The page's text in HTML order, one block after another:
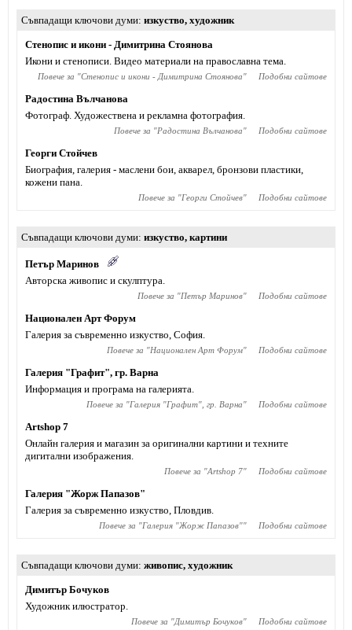
Съвпадащи ключови думи изкуство, художник
Стенопис и икони - Димитрина Стоянова
Икони и стенописи. Видео материали на православна тема.
Повече за "Стенопис и икони - Димитрина Стоянова" Подобни сайтове
Радостина Вълчанова
Фотограф. Художествена и рекламна фотография.
Повече за "Радостина Вълчанова" Подобни сайтове
Георги Стойчев
Биография, галерия - маслени бои, акварел, бронзови пластики,
кожени пана.
Повече за "Георги Стойчев" Подобни сайтове
Съвпадащи ключови думи изкуство, картини
Петър Маринов
Авторска живопис и скулптура.
Повече за "Петър Маринов" Подобни сайтове
Национален Арт Форум
Галерия за съвременно изкуство, София.
Повече за "Национален Арт Форум" Подобни сайтове
Галерия "Графит", гр. Варна
Информация и програма на галерията.
Повече за "Галерия "Графит", гр. Варна" Подобни сайтове
Artshop 7
Онлайн галерия и магазин за оригинални картини и техните
дигитални изображения.
Повече за "Artshop 7" Подобни сайтове
Галерия "Жорж Папазов"
Галерия за съвременно изкуство, Пловдив.
Повече за "Галерия "Жорж Папазов"" Подобни сайтове
Съвпадащи ключови думи живопис, художник
Димитър Бочуков
Художник илюстратор.
Повече за "Димитър Бочуков" Подобни сайтове